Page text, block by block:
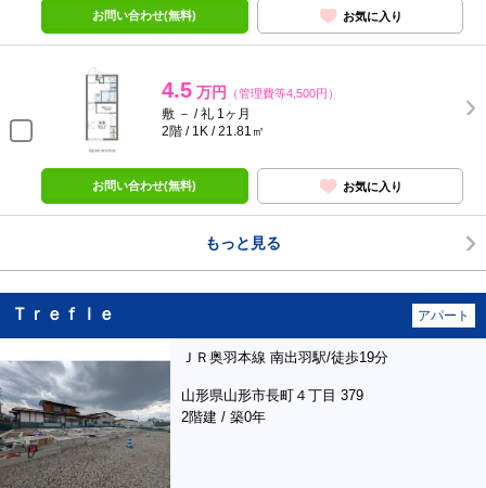
お問い合わせ(無料) お気に入り
4.5 万円 （管理費等4,500円）
敷 － / 礼 1ヶ月
2階 / 1K / 21.81㎡
お問い合わせ(無料) お気に入り
もっと見る
Ｔｒｅｆｌｅ アパート
ＪＲ奥羽本線 南出羽駅/徒歩19分
山形県山形市長町４丁目 379
2階建 / 築0年